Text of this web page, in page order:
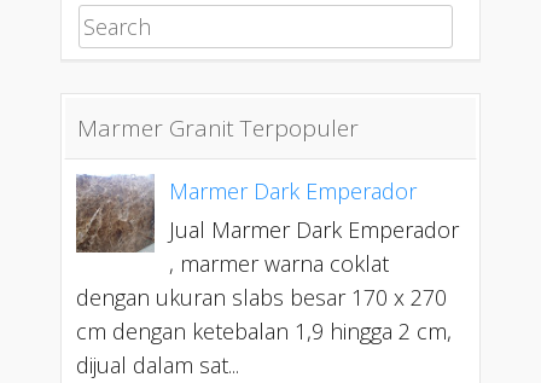
Search for:
Marmer Granit Terpopuler
Marmer Dark Emperador
Jual Marmer Dark Emperador
, marmer warna coklat
dengan ukuran slabs besar 170 x 270
cm dengan ketebalan 1,9 hingga 2 cm,
dijual dalam sat...